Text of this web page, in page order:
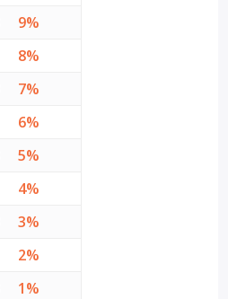
9%
8%
7%
6%
5%
4%
3%
2%
1%